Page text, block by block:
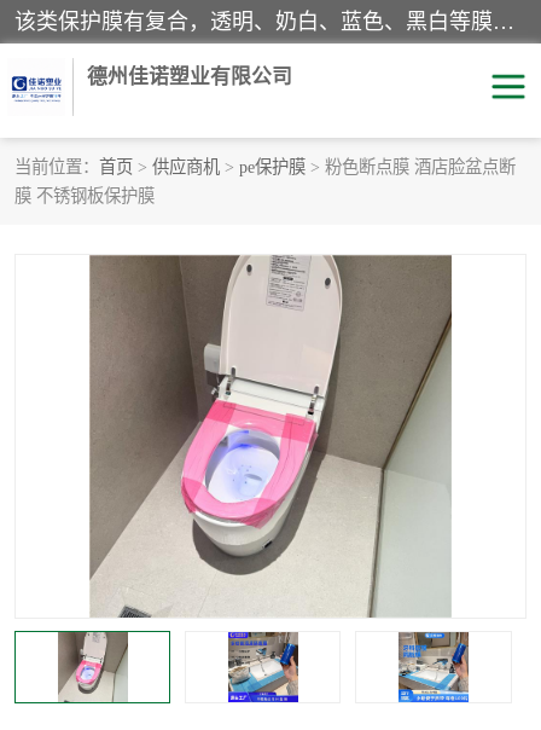
该类保护膜有复合，透明、奶白、蓝色、黑白等膜型。特高粘，高粘，中高粘，中粘，中低粘，低粘等。对于不同的粘力要求有相应的产品相适配。无胶渍残留污染。在较宽的收卷幅度下平整无皱纹，收卷长度大，利于机械化及自动化施工粘贴。为您的产品提供的表面保护解决方案。 产品广泛适用于：铝材、不锈钢、金属、塑料、电子、家电、家具、玻璃、化工材料、装饰材料等。
德州佳诺塑业有限公司
当前位置： 首页 > 供应商机 > pe保护膜 > 粉色断点膜 酒店脸盆点断
膜 不锈钢板保护膜
pe保护膜
家具保护膜
透明保护膜
乳白保护膜
纯黑保护膜
彩钢板保护膜
不绣钢板保护膜 两边上胶保护膜
窗缝阻风胶带 铝板保护膜
不锈钢板保护膜 一次性隔离膜